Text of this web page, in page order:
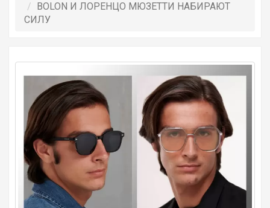
BOLON И ЛОРЕНЦО МЮЗЕТТИ НАБИРАЮТ
СИЛУ